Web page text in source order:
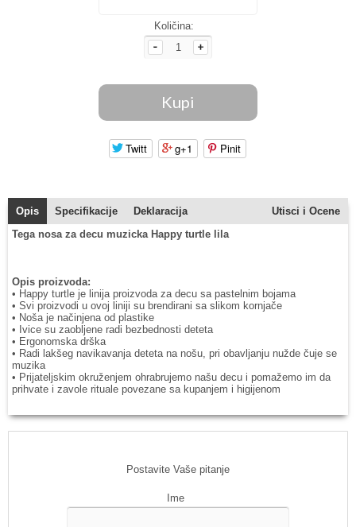
Količina:
Twitt g+1 Pinit
Opis Specifikacije Deklaracija
Utisci i Ocene
Tega nosa za decu muzicka Happy turtle lila
Opis proizvoda:
• Happy turtle je linija proizvoda za decu sa pastelnim bojama
• Svi proizvodi u ovoj liniji su brendirani sa slikom kornjače
• Noša je načinjena od plastike
• Ivice su zaobljene radi bezbednosti deteta
• Ergonomska drška
• Radi lakšeg navikavanja deteta na nošu, pri obavljanju nužde čuje se
muzika
• Prijateljskim okruženjem ohrabrujemo našu decu i pomažemo im da
prihvate i zavole rituale povezane sa kupanjem i higijenom
Postavite Vaše pitanje
Ime